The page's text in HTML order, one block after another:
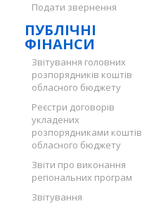
Подати звернення
ПУБЛІЧНІ
ФІНАНСИ
Звітування головних
розпорядників коштів
обласного бюджету
Реєстри договорів
укладених
розпорядниками коштів
обласного бюджету
Звіти про виконання
регіональних програм
Звітування